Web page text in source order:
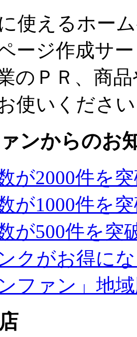
使えるホー
ージ作成サ
のＰＲ、商
使いくださ
ンからのお
が2000件を
が1000件を
が500件を突
クがお得に
ンファン」地